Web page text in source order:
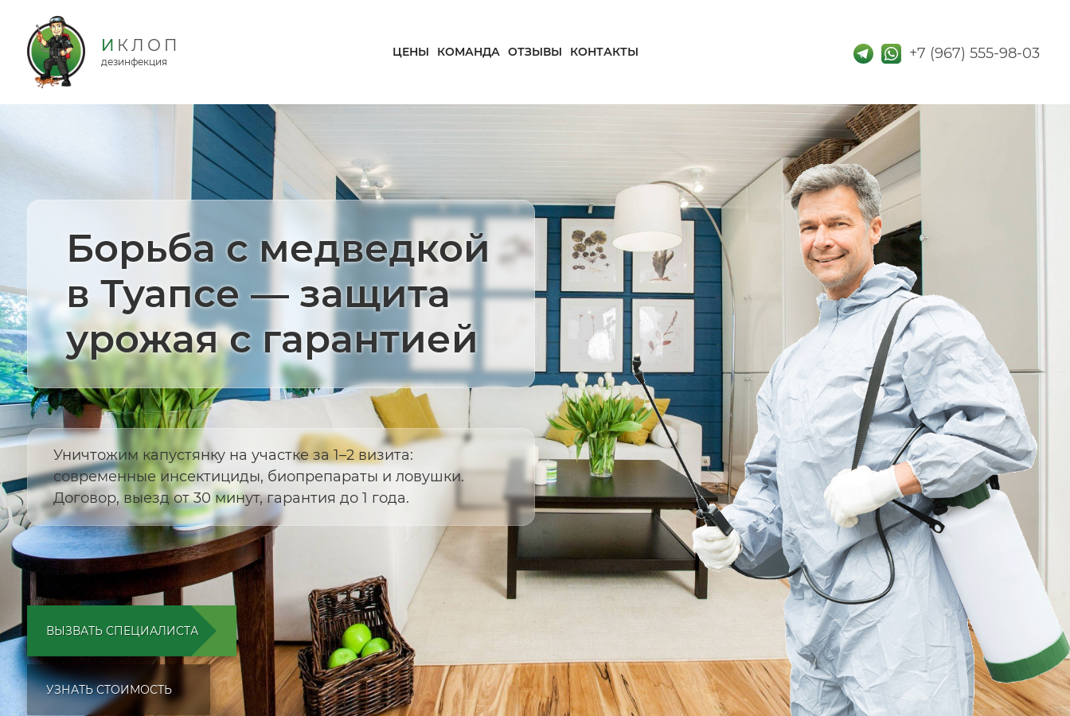
дезинфекция
ЦЕНЫ КОМАНДА ОТЗЫВЫ КОНТАКТЫ
Борьба с медведкой
в Туапсе — защита
урожая с гарантией
Уничтожим капустянку на участке за 1–2 визита:
современные инсектициды, биопрепараты и ловушки.
Договор, выезд от 30 минут, гарантия до 1 года.
ВЫЗВАТЬ СПЕЦИАЛИСТА
УЗНАТЬ СТОИМОСТЬ